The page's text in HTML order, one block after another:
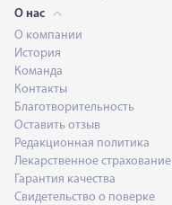
О нас
О компании
История
Команда
Контакты
Благотворительность
Оставить отзыв
Редакционная политика
Лекарственное страхование
Гарантия качества
Свидетельство о поверке